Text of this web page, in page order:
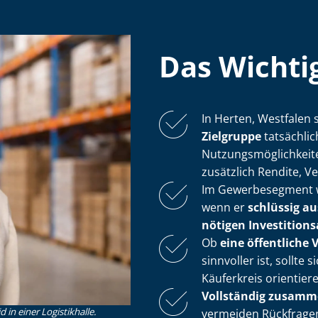
in einer Logistikhalle.
Das
In Herten,
Zielgruppe
zusätzlich Rendite,
Im
wenn erschlüssig
nötigen
Ob eine öffentliche
sinnvoller ist, sollte
Käuferkreis
Vollständig
vermeiden